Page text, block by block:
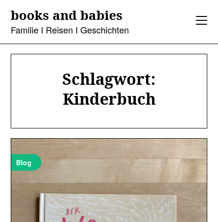
content
books and babies
Familie I Reisen I Geschichten
Schlagwort:
Kinderbuch
Blog